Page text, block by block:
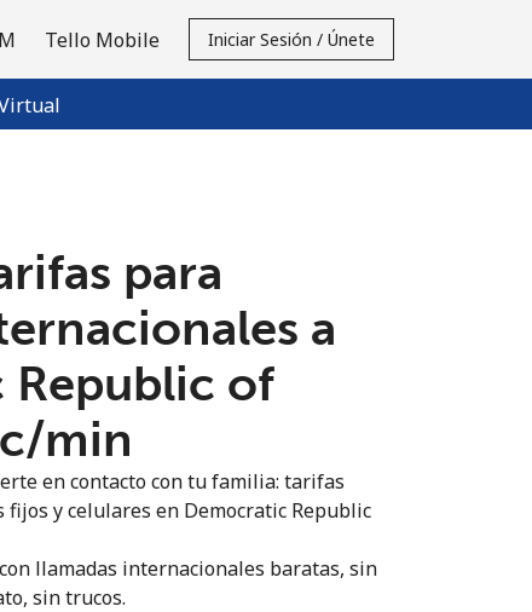
Tello Mobile Iniciar Sesión / Únete
para
a
of
min
en contacto con tu familia: tarifas
y celulares en Democratic Republic
llamadas internacionales baratas, sin
sin trucos.